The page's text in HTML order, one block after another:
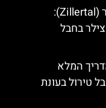
אטרקציות בעמק צילר (Zillertal):
בחבל
המלא
טירול בעונת